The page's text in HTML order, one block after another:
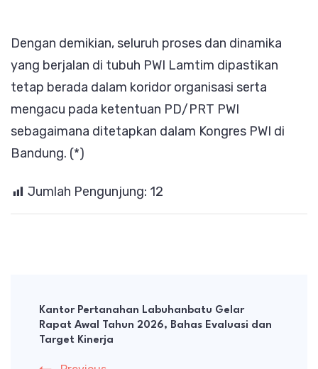
Dengan demikian, seluruh proses dan dinamika
yang berjalan di tubuh PWI Lamtim dipastikan
tetap berada dalam koridor organisasi serta
mengacu pada ketentuan PD/PRT PWI
sebagaimana ditetapkan dalam Kongres PWI di
Bandung. (*)
Jumlah Pengunjung: 12
Navigation
Kantor Pertanahan Labuhanbatu Gelar
Rapat Awal Tahun 2026, Bahas Evaluasi dan
Target Kinerja